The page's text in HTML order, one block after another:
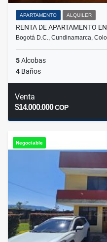
APARTAMENTO ALQUILER
RENTA DE APARTAMENTO
Bogotá D.C., Cundinamarca,
5Alcobas
4 Baños
Venta
$14.000.000COP
Negociable